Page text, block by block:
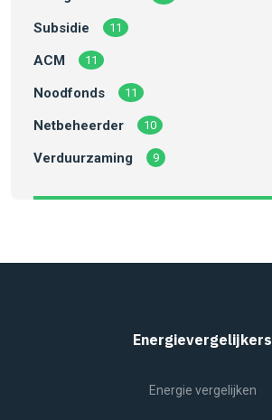
Subsidie 11
ACM 11
Noodfonds 11
Netbeheerder 10
Verduurzaming 9
Energievergelijkers
Energie vergelijken